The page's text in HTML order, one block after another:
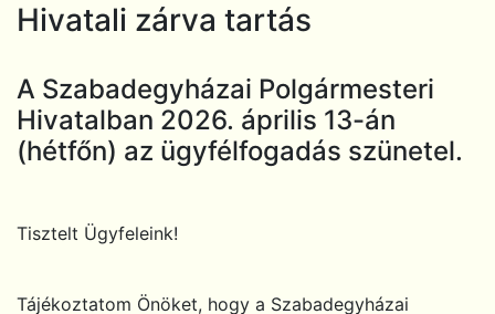
Hivatali zárva tartás
A Szabadegyházai Polgármesteri
Hivatalban 2026. április 13-án
(hétfőn) az ügyfélfogadás szünetel.
Tisztelt Ügyfeleink!
Tájékoztatom Önöket, hogy a Szabadegyházai